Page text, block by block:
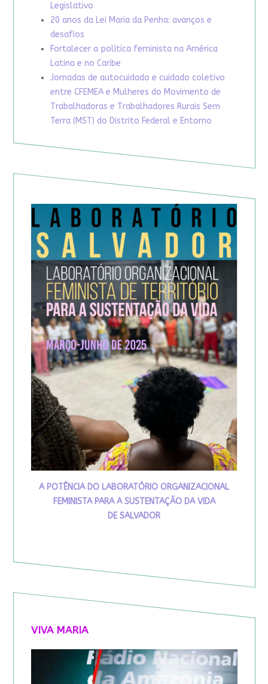
Legislativo
20 anos da Lei Maria da Penha: avanços e
desafios
Fortalecer a política feminista na América
Latina e no Caribe
Jornadas de autocuidado e cuidado coletivo
entre CFEMEA e Mulheres do Movimento de
Trabalhadoras e Trabalhadores Rurais Sem
Terra (MST) do Distrito Federal e Entorno
A POTÊNCIA DO LABORATÓRIO ORGANIZACIONAL
FEMINISTA PARA A SUSTENTAÇÃO DA VIDA
DE SALVADOR
VIVA MARIA